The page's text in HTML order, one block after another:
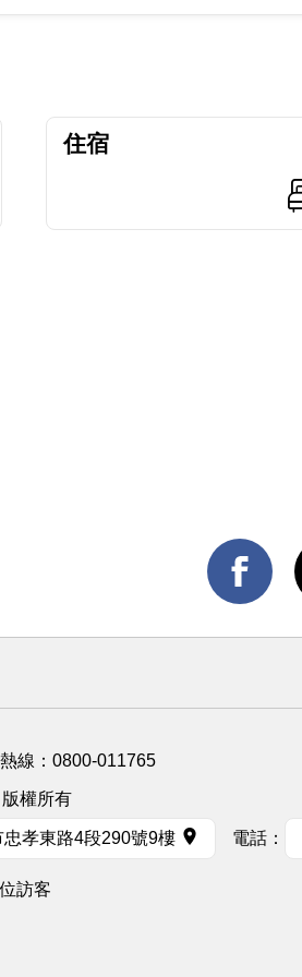
住宿
線： 0800-011765
權所有
孝東路4段290號9樓 電話：
位訪客